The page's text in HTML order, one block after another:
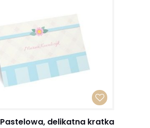
Pastelowa, delikatna kratka